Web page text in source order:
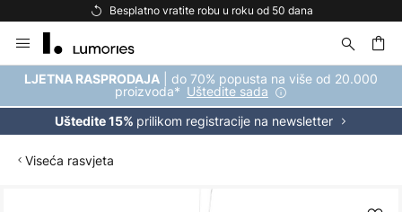
Besplatno vratite robu u roku od 50 dana
to
Content
LJETNA RASPRODAJA | do 70% popusta na više od 20.000
proizvoda* Uštedite sada
Uštedite 15% prilikom registracije na newsletter
Viseća rasvjeta